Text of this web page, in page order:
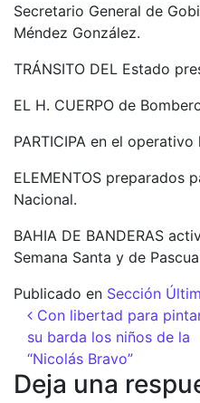
Secretario General de
Méndez González.
TRÁNSITO DEL Estado
EL H. CUERPO de
PARTICIPA en el
ELEMENTOS preparados
Nacional.
BAHIA DE BANDERAS
Semana Santa y de
Publicado en Sección
Navegación
Con libertad para
su barda los niños de la
“Nicolás Bravo”
Deja una